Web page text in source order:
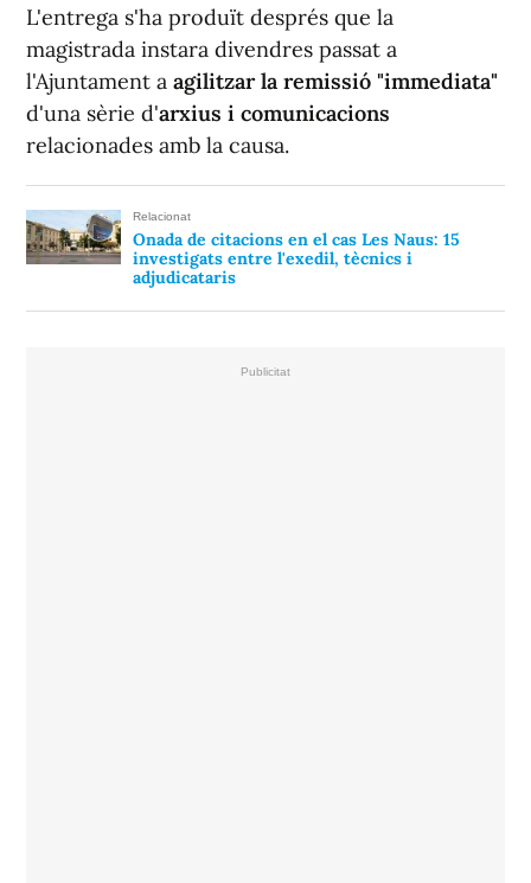
L'entrega s'ha produït després que la
magistrada instara divendres passat a
l'Ajuntament a agilitzar la remissió "immediata"
d'una sèrie d'arxius i comunicacions
relacionades amb la causa.
Relacionat
Onada de citacions en el cas Les Naus: 15
investigats entre l'exedil, tècnics i
adjudicataris